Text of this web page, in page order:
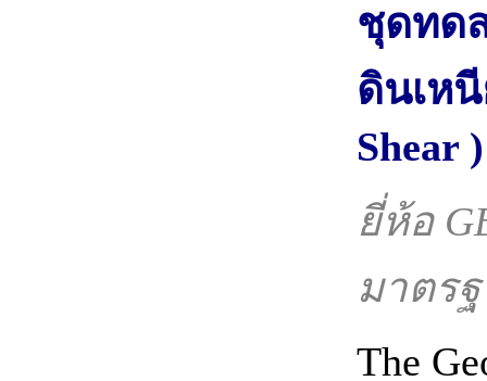
ชุดทด
ดินเห
Shear )
ยี่ห้อ
มาตรฐ
The